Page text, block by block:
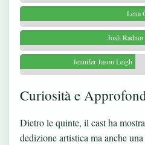
Lena
Josh Radnor
Jennifer Jason Leigh
Curiosità e
Dietro le quinte, il cast ha
dedizione artistica ma anche